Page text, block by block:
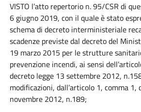
VISTO l’atto repertorio n. 95/CSR di
6 giugno 2019, con il quale è stato
schema di decreto interministeriale
scadenze previste dal decreto del
19 marzo 2015 per le strutture
prevenzione incendi, ai sensi
decreto legge 13 settembre 2012,
modificazioni, dall’articolo 1, comma 1,
novembre 2012, n.189;